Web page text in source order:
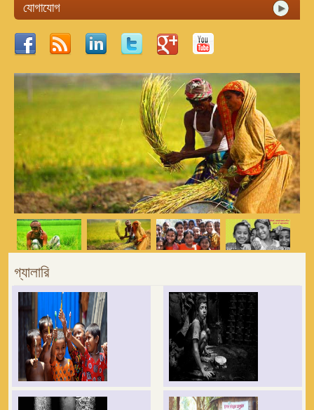
যোগাযোগ
গ্যালারি